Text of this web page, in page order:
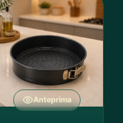
Anteprima